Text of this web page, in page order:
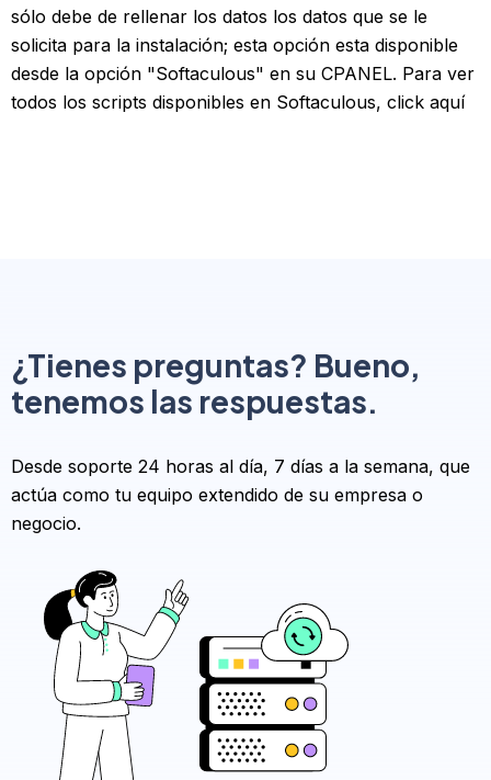
sólo debe de rellenar los datos los datos que se le
solicita para la instalación; esta opción esta disponible
desde la opción "Softaculous" en su CPANEL. Para ver
todos los scripts disponibles en Softaculous, click aquí
¿Tienes preguntas? Bueno,
tenemos las respuestas.
Desde soporte 24 horas al día, 7 días a la semana, que
actúa como tu equipo extendido de su empresa o
negocio.